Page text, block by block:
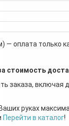
оплата только
стоимость
заказа, включая
руках
Перейти в каталог!